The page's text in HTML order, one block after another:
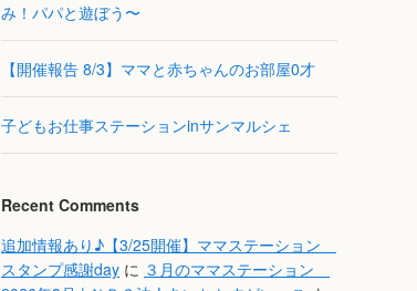
み！パパと遊ぼう〜
【開催報告 8/3】ママと赤ちゃんのお部屋0才
子どもお仕事ステーションinサンマルシェ
Recent Comments
追加情報あり♪【3/25開催】ママステーション
スタンプ感謝day に ３月のママステーション